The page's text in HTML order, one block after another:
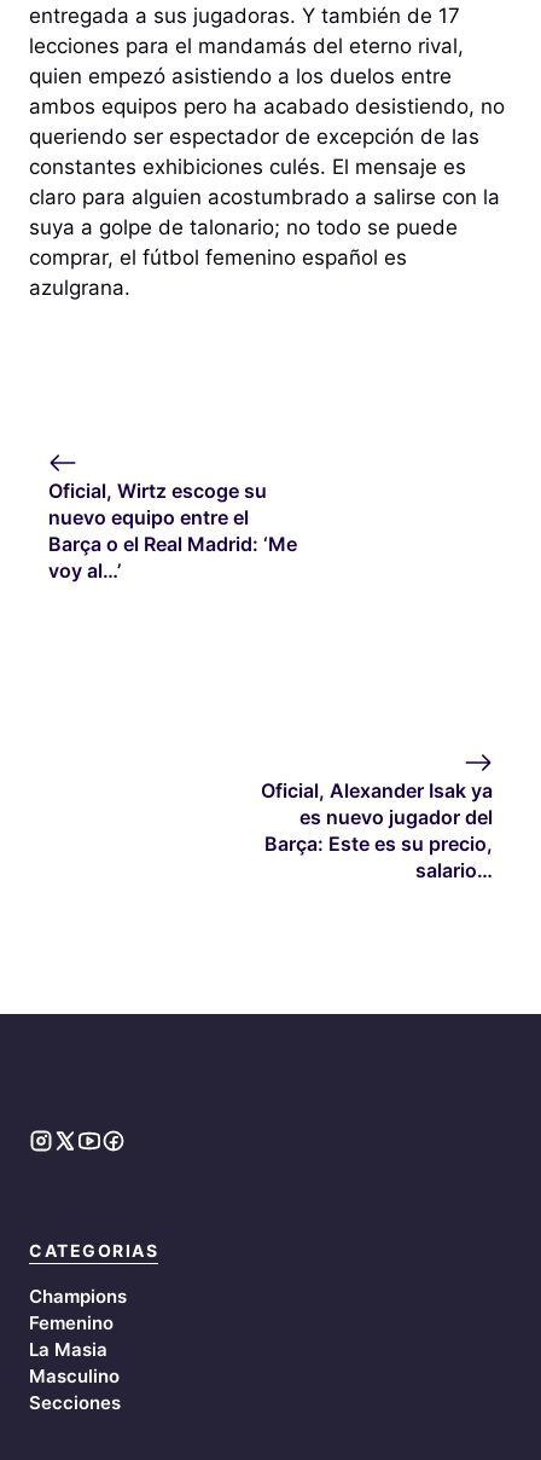
entregada a sus jugadoras. Y también de 17
lecciones para el mandamás del eterno rival,
quien empezó asistiendo a los duelos entre
ambos equipos pero ha acabado desistiendo, no
queriendo ser espectador de excepción de las
constantes exhibiciones culés. El mensaje es
claro para alguien acostumbrado a salirse con la
suya a golpe de talonario; no todo se puede
comprar, el fútbol femenino español es
azulgrana.
Oficial, Wirtz escoge su
nuevo equipo entre el
Barça o el Real Madrid: ‘Me
voy al…’
Oficial, Alexander Isak ya
es nuevo jugador del
Barça: Este es su precio,
salario…
CATEGORIAS
Champions
Femenino
La Masia
Masculino
Secciones